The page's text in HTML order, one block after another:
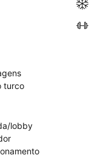
turco
lobby